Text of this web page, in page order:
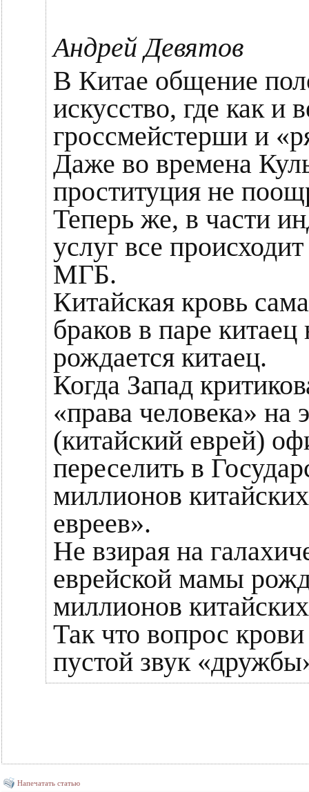
Андрей Девятов
В Китае общение
искусство, где как и
гроссмейстерши и
Даже во времена
проституция не
Теперь же, в части
услуг все
МГБ.
Китайская кровь
браков в паре китаец
рождается китаец.
Когда Запад
«права человека»
(китайский еврей)
переселить в
миллионов
евреев».
Не взирая на
еврейской мамы
миллионов
Так что вопрос
пустой звук
Напечатать статью